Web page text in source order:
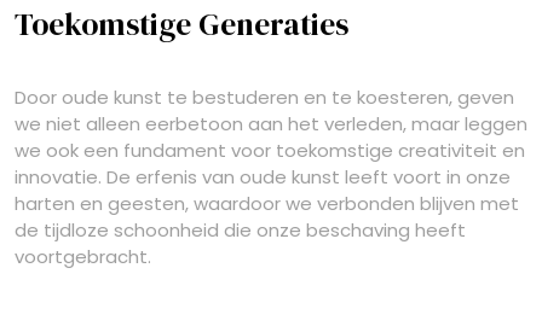
Toekomstige Generaties
Door oude kunst te bestuderen en te koesteren, geven
we niet alleen eerbetoon aan het verleden, maar leggen
we ook een fundament voor toekomstige creativiteit en
innovatie. De erfenis van oude kunst leeft voort in onze
harten en geesten, waardoor we verbonden blijven met
de tijdloze schoonheid die onze beschaving heeft
voortgebracht.